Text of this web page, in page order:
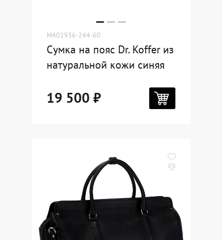
M402936-244-60
Сумка на пояс Dr. Koffer из
натуральной кожи синяя
19 500 ₽